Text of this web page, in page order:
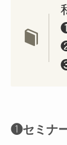
❶セミナ